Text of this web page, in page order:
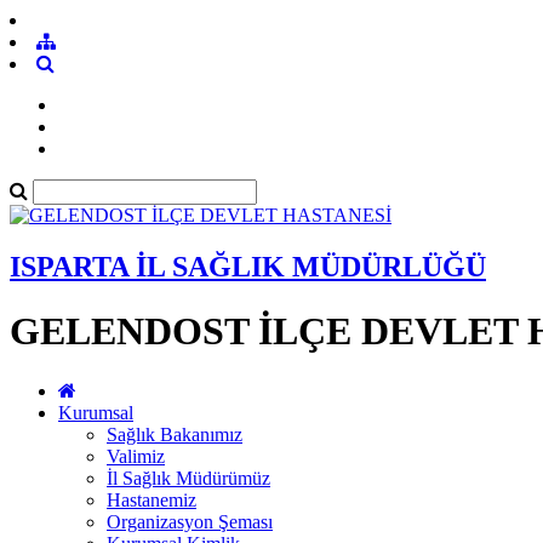
ISPARTA İL SAĞLIK MÜDÜRLÜĞÜ
GELENDOST İLÇE DEVLET
Kurumsal
Sağlık Bakanımız
Valimiz
İl Sağlık Müdürümüz
Hastanemiz
Organizasyon Şeması